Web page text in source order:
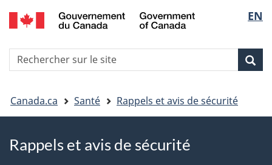
Skip
to
Skip
to
Passer
à
HTML
de
la
EN
Recherche
Vous
êtes
ici
Canada.ca Santé Rappels et avis de sécurité
Rappels et avis de sécurité